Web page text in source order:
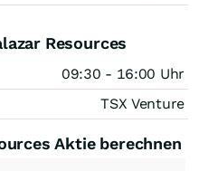
Resources
09:30 - 16:00 Uhr
TSX Venture
Aktie berechnen